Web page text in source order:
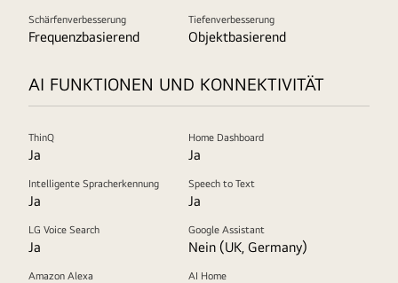
Schärfenverbesserung
Frequenzbasierend
Tiefenverbesserung
Objektbasierend
AI FUNKTIONEN UND KONNEKTIVITÄT
ThinQ
Ja
Home Dashboard
Ja
Intelligente Spracherkennung
Ja
Speech to Text
Ja
LG Voice Search
Ja
Google Assistant
Nein (UK, Germany)
Amazon Alexa AI Home